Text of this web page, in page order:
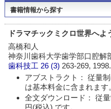
書籍情報から探す
ドラマチックミクロ世界へよ
高橋和人
神奈川歯科大学歯学部口腔解
歯科技工 26 (3)263-269, 1998.
アブストラクト： 従量
は基本料金に含まれます
全文ダウンロード： 従
円(税込) です。